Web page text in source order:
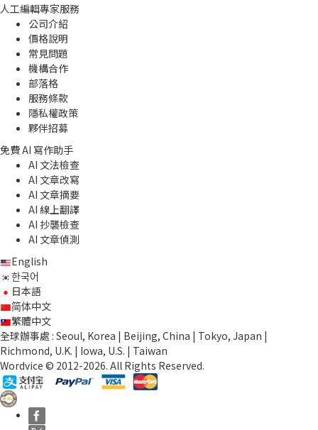
人工編輯專家服務
公司介紹
價格說明
常見問題
機構合作
部落格
服務條款
隱私權政策
夥伴招募
免費 AI 寫作助手
AI 文法檢查
AI 文章改寫
AI 文章摘要
AI 線上翻譯
AI 抄襲檢查
AI 文章偵測
English
한국어
日本語
简体中文
繁體中文
全球辦事處 : Seoul, Korea | Beijing, China | Tokyo, Japan |
Richmond, U.K. | Iowa, U.S. | Taiwan
Wordvice © 2012-2026. All Rights Reserved.